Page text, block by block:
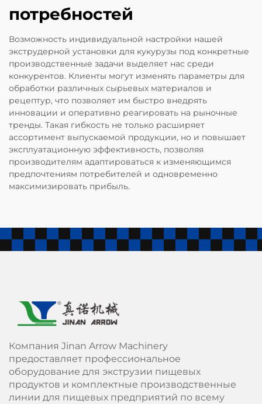
потребностей
Возможность индивидуальной настройки нашей
экструдерной установки для кукурузы под конкретные
производственные задачи выделяет нас среди
конкурентов. Клиенты могут изменять параметры для
обработки различных сырьевых материалов и
рецептур, что позволяет им быстро внедрять
инновации и оперативно реагировать на рыночные
тренды. Такая гибкость не только расширяет
ассортимент выпускаемой продукции, но и повышает
эксплуатационную эффективность, позволяя
производителям адаптироваться к изменяющимся
предпочтениям потребителей и одновременно
максимизировать прибыль.
Компания Jinan Arrow Machinery
предоставляет профессиональное
оборудование для экструзии пищевых
продуктов и комплектные производственные
линии для пищевых предприятий по всему